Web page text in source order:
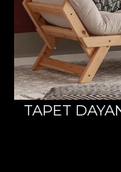
TAPET